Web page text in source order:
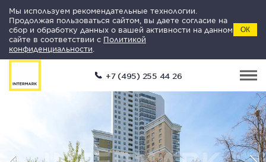
Мы используем рекомендательные технологии.
Продолжая пользоваться сайтом, вы даете согласие на
сбор и обработку данных о вашей активности на данном
сайте в соответствии с Политикой
конфиденциальности
ОК
+7 (495) 255 44 26